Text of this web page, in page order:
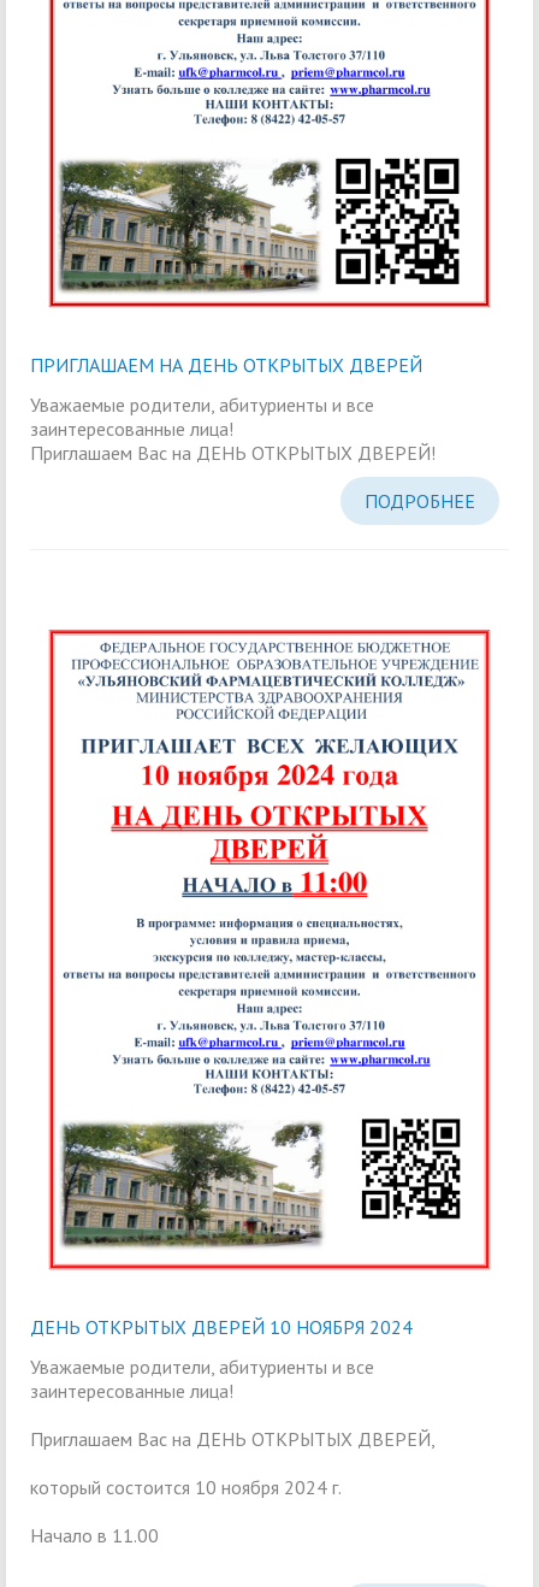
ПРИГЛАШАЕМ НА ДЕНЬ ОТКРЫТЫХ ДВЕРЕЙ
Уважаемые родители, абитуриенты и все
заинтересованные лица!
Приглашаем Вас на ДЕНЬ ОТКРЫТЫХ ДВЕРЕЙ!
ПОДРОБНЕЕ
ДЕНЬ ОТКРЫТЫХ ДВЕРЕЙ 10 НОЯБРЯ 2024
Уважаемые родители, абитуриенты и все
заинтересованные лица!
Приглашаем Вас на ДЕНЬ ОТКРЫТЫХ ДВЕРЕЙ,
который состоится 10 ноября 2024 г.
Начало в 11.00